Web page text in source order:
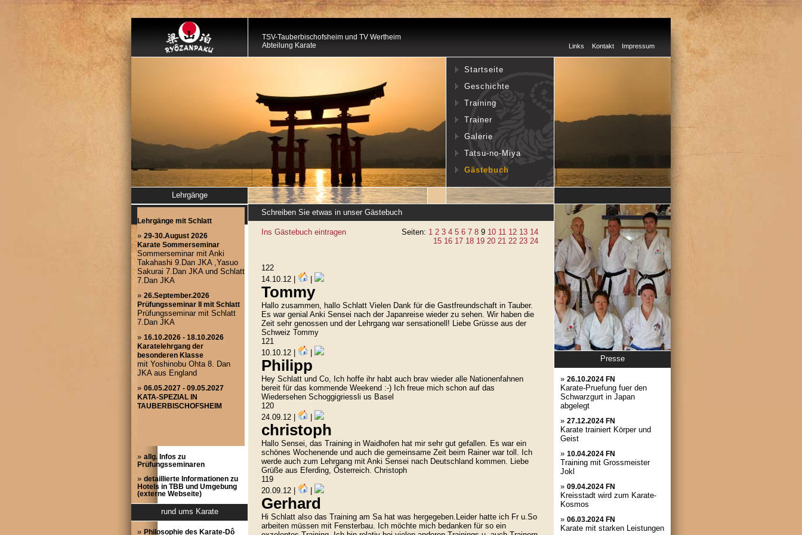
TSV-Tauberbischofsheim und TV Wertheim
Abteilung Karate
Links Kontakt Impressum
Startseite
Geschichte
Training
Trainer
Galerie
Tatsu-no-Miya
Gästebuch
Lehrgänge
» allg. Infos zu
Prüfungsseminaren
» detaillierte Informationen zu
Hotels in TBB und Umgebung
(externe Webseite)
rund ums Karate
» Philosophie des Karate-Dô
Schreiben Sie etwas in unser Gästebuch
Ins Gästebuch eintragen Seiten: 1 2 3 4 5 6 7 8 9 10 11 12 13 14
15 16 17 18 19 20 21 22 23 24
122
14.10.12 |
Tommy
Hallo zusammen, hallo Schlatt Vielen Dank für die Gastfreundschaft in Tauber.
Es war genial Anki Sensei nach der Japanreise wieder zu sehen. Wir haben die
Zeit sehr genossen und der Lehrgang war sensationell! Liebe Grüsse aus der
Schweiz Tommy
121
10.10.12 |
Philipp
Hey Schlatt und Co, Ich hoffe ihr habt auch brav wieder alle Nationenfahnen
bereit für das kommende Weekend :-) Ich freue mich schon auf das
Wiedersehen Schoggigriessli us Basel
120
24.09.12 |
christoph
Hallo Sensei, das Training in Waidhofen hat mir sehr gut gefallen. Es war ein
schönes Wochenende und auch die gemeinsame Zeit beim Rainer war toll. Ich
werde auch zum Lehrgang mit Anki Sensei nach Deutschland kommen. Liebe
Grüße aus Eferding, Österreich. Christoph
119
20.09.12 |
Gerhard
Hi Schlatt also das Training am Sa hat was hergegeben.Leider hatte ich Fr u.So
arbeiten müssen mit Fensterbau. Ich möchte mich bedanken für so ein
Presse
» 26.10.2024 FN
Karate-Pruefung fuer den
Schwarzgurt in Japan
abgelegt
» 27.12.2024 FN
Karate trainiert Körper und
Geist
» 10.04.2024 FN
Training mit Grossmeister
Jokl
» 09.04.2024 FN
Kreisstadt wird zum Karate-
Kosmos
» 06.03.2024 FN
Karate mit starken Leistungen